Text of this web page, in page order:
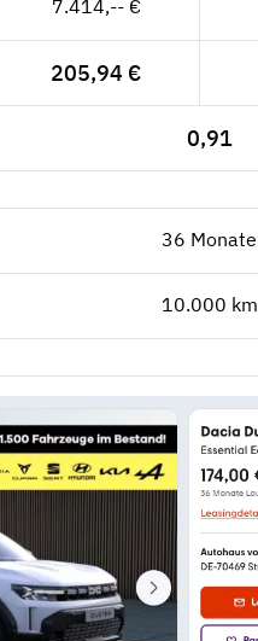
7.414,-- €
205,94 €
0,91
36 Monate
10.000 km